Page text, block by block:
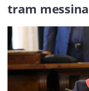
Politica
Cultura
Lavoro
tram messina